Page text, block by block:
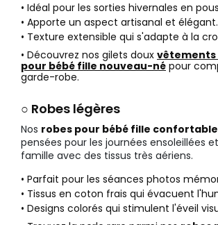
• Idéal pour les sorties hivernales en
• Apporte un aspect artisanal et élégant.
• Texture extensible qui s'adapte à la
• Découvrez nos gilets doux vêtements
pour bébé fille nouveau-né pour
garde-robe.
○ Robes légères
Nos robes pour bébé fille
pensées pour les journées ensoleillées
famille avec des tissus très aériens.
• Parfait pour les séances photos
• Tissus en coton frais qui évacuent
• Designs colorés qui stimulent l'éveil